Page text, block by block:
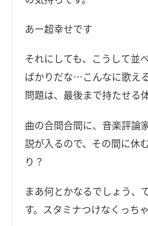
あー超幸せです
それにしても、こうして並
ばかりだな…こんなに歌え
問題は、最後まで持たせる
曲の合間合間に、音楽評論
説が入るので、その間に休
り？
まあ何とかなるでしょう、
す。スタミナつけなくっち